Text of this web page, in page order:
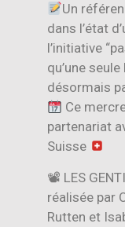
Un
dans l’état
l’initiative
qu’une
désormais
Ce
partenariat
Suisse
📽 LES
réalisée par
Rutten et